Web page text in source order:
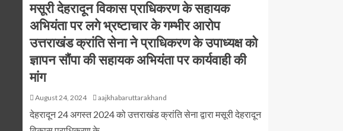
मसूरी देहरादून विकास प्राधिकरण के सहायक
अभियंता पर लगे भ्रष्टाचार के गम्भीर आरोप
उत्तराखंड क्रांति सेना ने प्राधिकरण के उपाध्यक्ष को
ज्ञापन सौंपा की सहायक अभियंता पर कार्यवाही की
मांग
August 24, 2024 aajkhabaruttarakhand
देहरादून 24 अगस्त 2024 को उत्तराखंड क्रांति सेना द्वारा मसूरी देहरादून